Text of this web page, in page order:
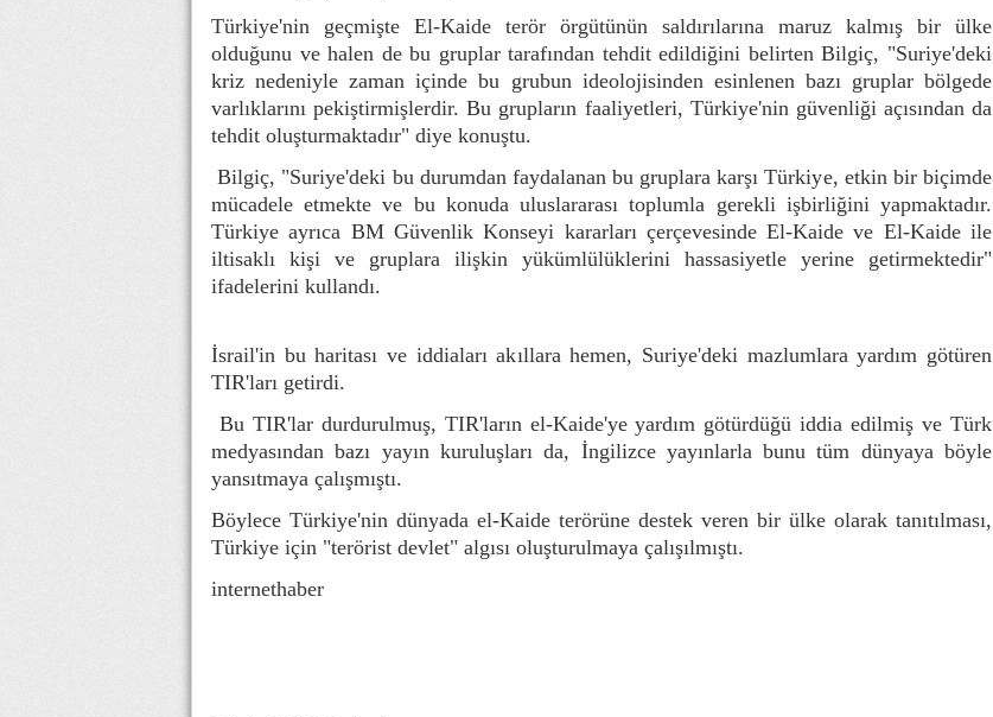
Türkiye'nin geçmişte El-Kaide terör örgütünün saldırılarına maruz kalmış bir ülke
olduğunu ve halen de bu gruplar tarafından tehdit edildiğini belirten Bilgiç, "Suriye'deki
kriz nedeniyle zaman içinde bu grubun ideolojisinden esinlenen bazı gruplar bölgede
varlıklarını pekiştirmişlerdir. Bu grupların faaliyetleri, Türkiye'nin güvenliği açısından da
tehdit oluşturmaktadır" diye konuştu.
Bilgiç, "Suriye'deki bu durumdan faydalanan bu gruplara karşı Türkiye, etkin bir biçimde
mücadele etmekte ve bu konuda uluslararası toplumla gerekli işbirliğini yapmaktadır.
Türkiye ayrıca BM Güvenlik Konseyi kararları çerçevesinde El-Kaide ve El-Kaide ile
iltisaklı kişi ve gruplara ilişkin yükümlülüklerini hassasiyetle yerine getirmektedir"
ifadelerini kullandı.
İsrail'in bu haritası ve iddiaları akıllara hemen, Suriye'deki mazlumlara yardım götüren
TIR'ları getirdi.
Bu TIR'lar durdurulmuş, TIR'ların el-Kaide'ye yardım götürdüğü iddia edilmiş ve Türk
medyasından bazı yayın kuruluşları da, İngilizce yayınlarla bunu tüm dünyaya böyle
yansıtmaya çalışmıştı.
Böylece Türkiye'nin dünyada el-Kaide terörüne destek veren bir ülke olarak tanıtılması,
Türkiye için "terörist devlet" algısı oluşturulmaya çalışılmıştı.
internethaber